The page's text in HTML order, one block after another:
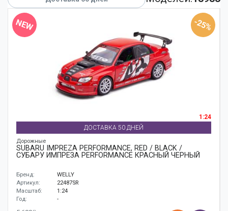
NEW -25%
1:24
ДОСТАВКА 50 ДНЕЙ
Дорожные
SUBARU IMPREZA PERFORMANCE, RED / BLACK /
СУБАРУ ИМПРЕЗА PERFORMANCE КРАСНЫЙ ЧЕРНЫЙ
Бренд:
WELLY
Артикул:
22487SR
Масштаб:
1:24
Год:
-
Аксессуары
Корабли
Поезда